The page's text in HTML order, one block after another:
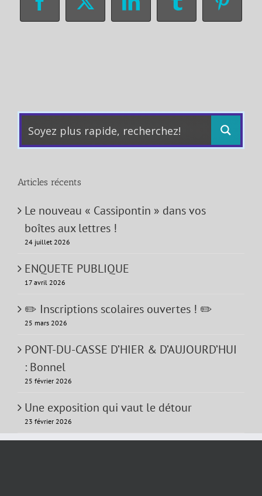
Facebook
X LinkedInTumblr
Articles récents
Le nouveau « Cassipontin » dans vos
boîtes aux lettres !
24 juillet 2026
ENQUETE PUBLIQUE
17 avril 2026
✏️ Inscriptions scolaires ouvertes ! ✏️
25 mars 2026
PONT-DU-CASSE D’HIER & D’AUJOURD’HUI
: Bonnel
25 février 2026
Une exposition qui vaut le détour
23 février 2026